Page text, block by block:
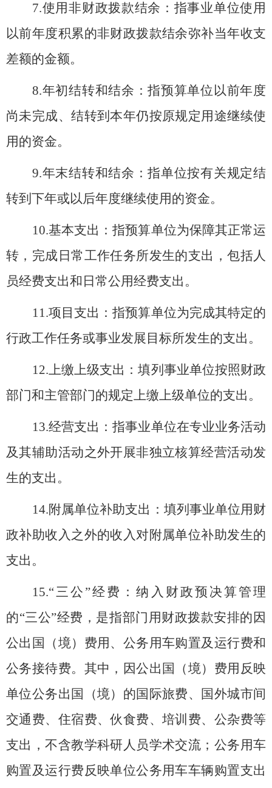
7.使用非财政拨款结余：指事业单位使用
以前年度积累的非财政拨款结余弥补当年收支
差额的金额。
8.年初结转和结余：指预算单位以前年度
尚未完成、结转到本年仍按原规定用途继续使
用的资金。
9.年末结转和结余：指单位按有关规定结
转到下年或以后年度继续使用的资金。
10.基本支出：指预算单位为保障其正常运
转，完成日常工作任务所发生的支出，包括人
员经费支出和日常公用经费支出。
11.项目支出：指预算单位为完成其特定的
行政工作任务或事业发展目标所发生的支出。
12.上缴上级支出：填列事业单位按照财政
部门和主管部门的规定上缴上级单位的支出。
13.经营支出：指事业单位在专业业务活动
及其辅助活动之外开展非独立核算经营活动发
生的支出。
14.附属单位补助支出：填列事业单位用财
政补助收入之外的收入对附属单位补助发生的
支出。
15.“三公”经费：纳入财政预决算管理
的“三公”经费，是指部门用财政拨款安排的因
公出国（境）费用、公务用车购置及运行费和
公务接待费。其中，因公出国（境）费用反映
单位公务出国（境）的国际旅费、国外城市间
交通费、住宿费、伙食费、培训费、公杂费等
支出，不含教学科研人员学术交流；公务用车
购置及运行费反映单位公务用车车辆购置支出